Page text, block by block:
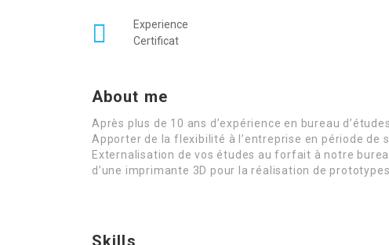
Experience
Certificat
About me
Après plus de 10 ans d’expérience en bureau
Apporter de la flexibilité à l’entreprise en période
Externalisation de vos études au forfait à notre
d’une imprimante 3D pour la réalisation de
Skills